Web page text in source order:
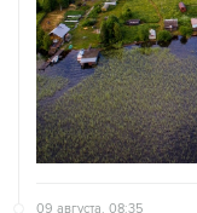
09 августа, 08:35